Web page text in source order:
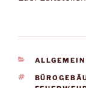
KATEGORIEN
ALLGEMEIN